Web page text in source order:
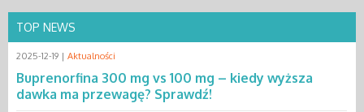
TOP NEWS
2025-12-19 | Aktualności
Buprenorfina 300 mg vs 100 mg – kiedy wyższa
dawka ma przewagę? Sprawdź!